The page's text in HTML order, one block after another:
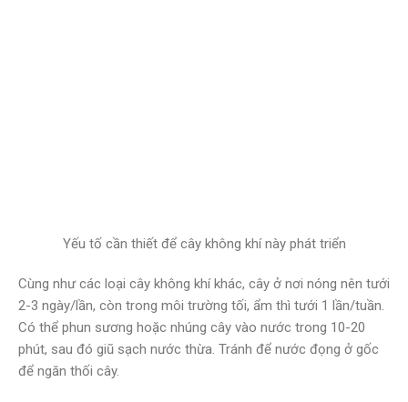
Yếu tố cần thiết để cây không khí này phát triển
Cùng như các loại cây không khí khác, cây ở nơi nóng nên tưới
2-3 ngày/lần, còn trong môi trường tối, ẩm thì tưới 1 lần/tuần.
Có thể phun sương hoặc nhúng cây vào nước trong 10-20
phút, sau đó giũ sạch nước thừa. Tránh để nước đọng ở gốc
để ngăn thối cây.